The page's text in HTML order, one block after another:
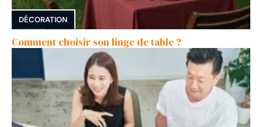
DÉCORATION
Comment choisir son linge de table ?